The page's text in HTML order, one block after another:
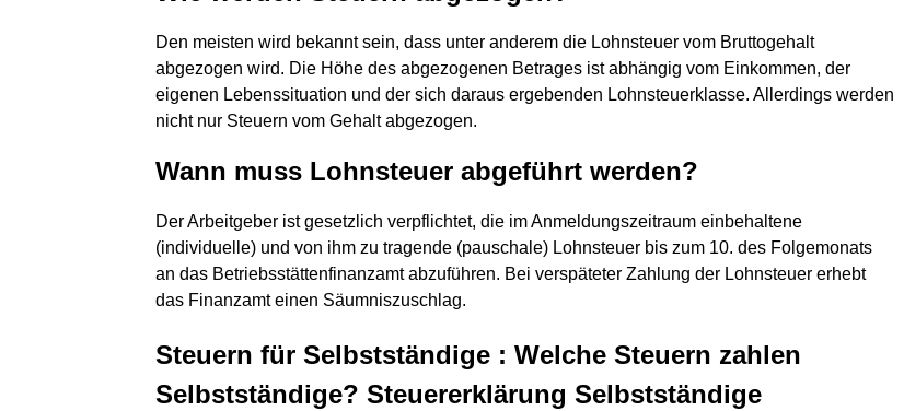
Den meisten wird bekannt sein, dass unter anderem die Lohnsteuer vom Bruttogehalt
abgezogen wird. Die Höhe des abgezogenen Betrages ist abhängig vom Einkommen, der
eigenen Lebenssituation und der sich daraus ergebenden Lohnsteuerklasse. Allerdings werden
nicht nur Steuern vom Gehalt abgezogen.
Wann muss Lohnsteuer abgeführt werden?
Der Arbeitgeber ist gesetzlich verpflichtet, die im Anmeldungszeitraum einbehaltene
(individuelle) und von ihm zu tragende (pauschale) Lohnsteuer bis zum 10. des Folgemonats
an das Betriebsstättenfinanzamt abzuführen. Bei verspäteter Zahlung der Lohnsteuer erhebt
das Finanzamt einen Säumniszuschlag.
Steuern für Selbstständige : Welche Steuern zahlen
Selbstständige? Steuererklärung Selbstständige